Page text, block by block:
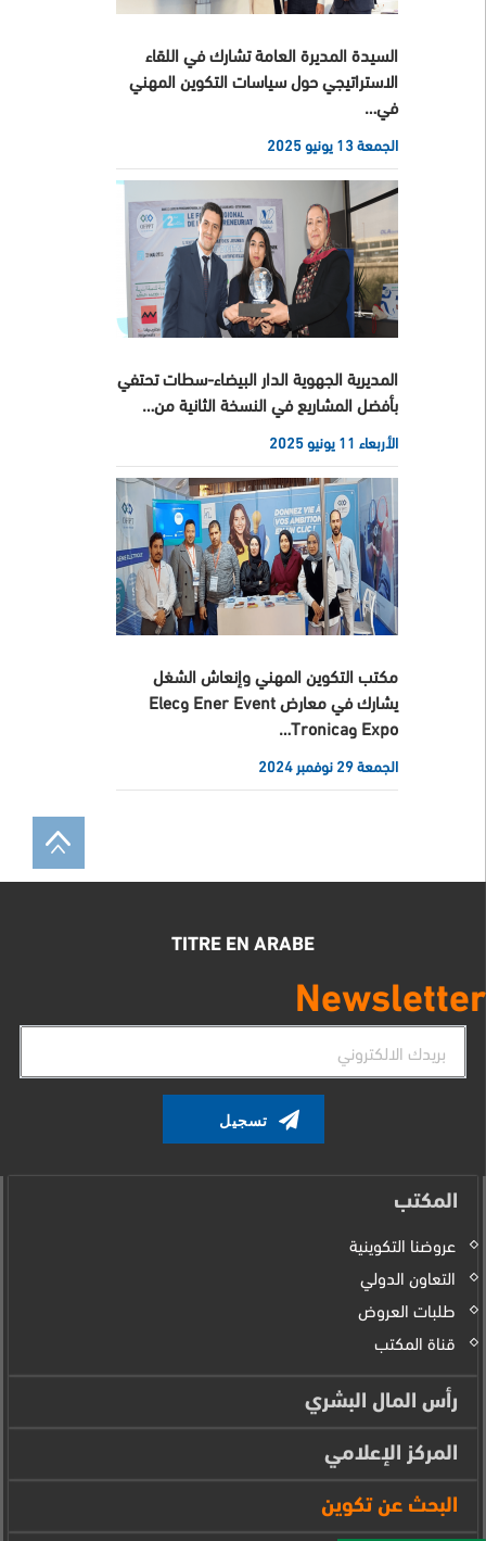
السيدة المديرة العامة تشارك في اللقاء
الاستراتيجي حول سياسات التكوين المهني
في…
الجمعة 13 يونيو 2025
المديرية الجهوية الدار البيضاء-سطات تحتفي
بأفضل المشاريع في النسخة الثانية من…
الأربعاء 11 يونيو 2025
مكتب التكوين المهني وإنعاش الشغل
يشارك في معارض Ener Event وElec
Expo وTronica…
الجمعة 29 نوفمبر 2024
TITRE EN ARABE
Newsletter
الإلكتروني
المكتب
عروضنا التكوينية
التعاون الدولي
طلبات العروض
قناة المكتب
رأس المال البشري
المركز الإعلامي
البحث عن تكوين